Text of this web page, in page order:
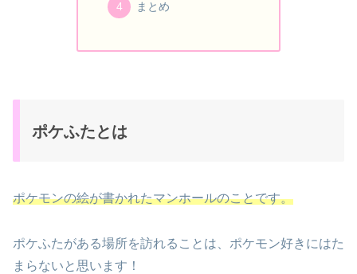
まとめ
ポケふたとは
ポケモンの絵が書かれたマンホールのことです。
ポケふたがある場所を訪れることは、ポケモン好きにはた
まらないと思います！